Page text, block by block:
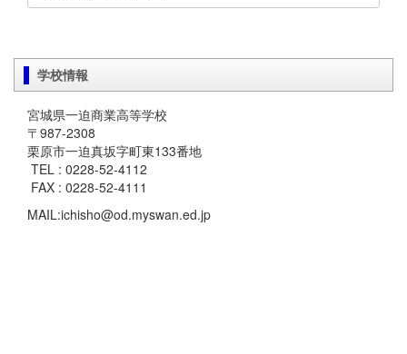
学校情報
宮城県一迫商業高等学校
〒987-2308
栗原市一迫真坂字町東133番地
TEL : 0228-52-4112
FAX : 0228-52-4111
MAIL:ichisho@od.myswan.ed.jp